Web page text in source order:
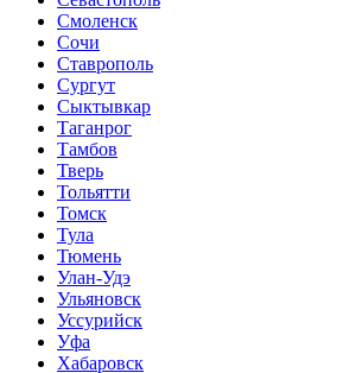
Смоленск
Сочи
Ставрополь
Сургут
Сыктывкар
Таганрог
Тамбов
Тверь
Тольятти
Томск
Тула
Тюмень
Улан-Удэ
Ульяновск
Уссурийск
Уфа
Хабаровск